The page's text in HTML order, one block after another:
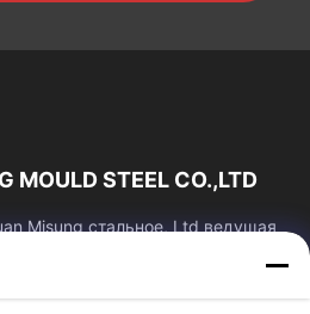
MOULD STEEL CO.,LTD
Misung стальное, Ltd ведущая
умирает стальная, горячая
работы,...